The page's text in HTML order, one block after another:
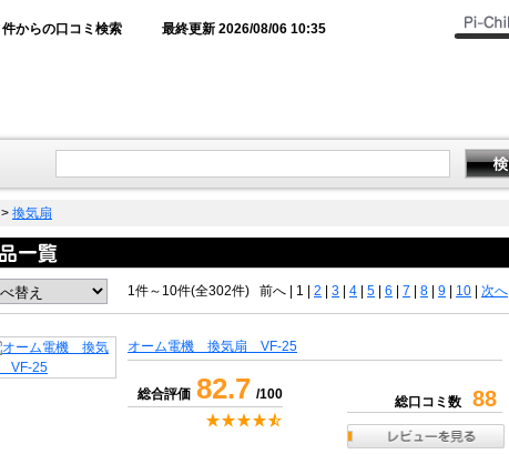
件からの口コミ検索 最終更新 2026/08/06 10:35
> 換気扇
1件～10件(全302件) 前へ 1 | 2 3 4 5 6 7 8 9 10 次へ
オーム電機 換気扇 VF-25
総合評価 82.7 /100 総口コミ数 88